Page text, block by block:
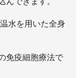
水を用いた全身
免疫細胞療法で